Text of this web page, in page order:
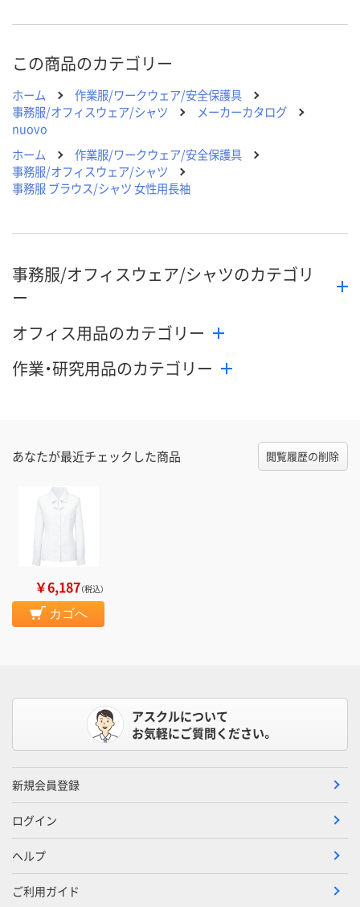
この商品のカテゴリー
ホーム
作業服/ワークウェア/安全保護具
事務服/オフィスウェア/シャツ
メーカーカタログ
nuovo
ホーム
作業服/ワークウェア/安全保護具
事務服/オフィスウェア/シャツ
事務服 ブラウス/シャツ 女性用長袖
事務服/オフィスウェア/シャツのカテゴリ
ー
オフィス用品のカテゴリー
作業・研究用品のカテゴリー
あなたが最近チェックした商品 閲覧履歴の削除
￥6,187（税込）
カゴへ
アスクルについて
お気軽にご質問ください。
新規会員登録
ログイン
ヘルプ
ご利用ガイド